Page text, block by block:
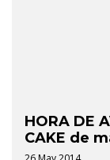
HORA DE
CAKE de